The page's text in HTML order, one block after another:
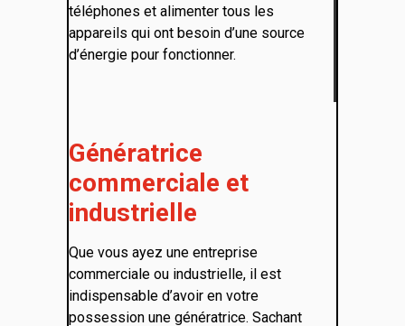
téléphones et alimenter tous les
appareils qui ont besoin d’une source
d’énergie pour fonctionner.
Génératrice
commerciale et
industrielle
Que vous ayez une entreprise
commerciale ou industrielle, il est
indispensable d’avoir en votre
possession une génératrice. Sachant